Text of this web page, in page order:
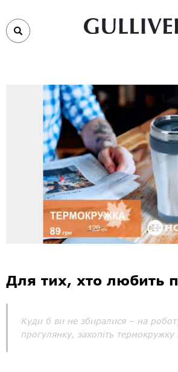
Для тих, хто любить
Куди б ви не збиралися – на
прогулянку, захопіть термокружку